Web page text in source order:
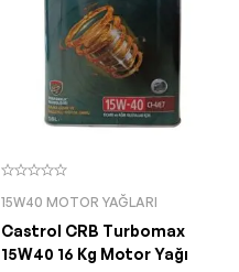
15W40 MOTOR YAĞLARI
Castrol CRB Turbomax
15W40 16 Kg Motor Yağı